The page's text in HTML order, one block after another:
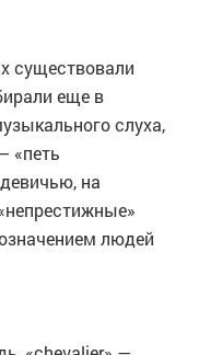
существовали
еще в
слуха,
«петь
на
людей